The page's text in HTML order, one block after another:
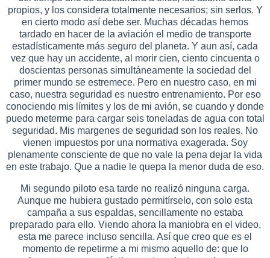
propios, y los considera totalmente necesarios; sin serlos. Y
en cierto modo así debe ser. Muchas décadas hemos
tardado en hacer de la aviación el medio de transporte
estadísticamente más seguro del planeta. Y aun así, cada
vez que hay un accidente, al morir cien, ciento cincuenta o
doscientas personas simultáneamente la sociedad del
primer mundo se estremece. Pero en nuestro caso, en mi
caso, nuestra seguridad es nuestro entrenamiento. Por eso
conociendo mis límites y los de mi avión, se cuando y donde
puedo meterme para cargar seis toneladas de agua con total
seguridad. Mis margenes de seguridad son los reales. No
vienen impuestos por una normativa exagerada. Soy
plenamente consciente de que no vale la pena dejar la vida
en este trabajo. Que a nadie le quepa la menor duda de eso.
Mi segundo piloto esa tarde no realizó ninguna carga.
Aunque me hubiera gustado permitírselo, con solo esta
campaña a sus espaldas, sencillamente no estaba
preparado para ello. Viendo ahora la maniobra en el video,
esta me parece incluso sencilla. Así que creo que es el
momento de repetirme a mi mismo aquello de: que lo